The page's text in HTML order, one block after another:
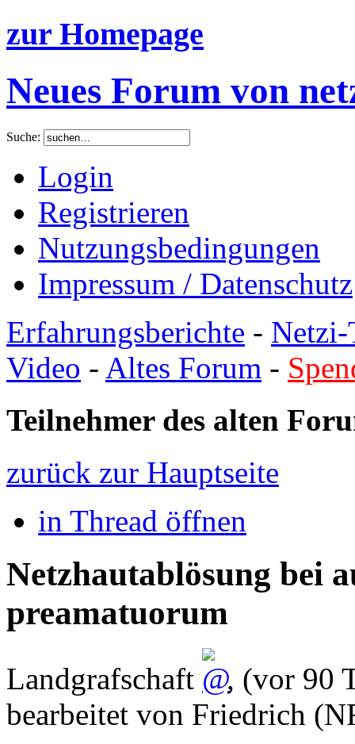
zur Homepage
Neues Forum von
Suche:
Login
Registrieren
Nutzungsbedingungen
Impressum / Datenschutz
Erfahrungsberichte -
Video - Altes Forum -
Teilnehmer des alten
zurück zur Hauptseite
in Thread öffnen
Netzhautablösung bei
preamatuorum
Landgrafschaft , (vor 90
bearbeitet von Friedrich